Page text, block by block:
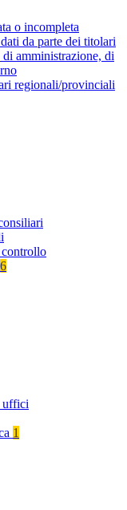
o incompleta
da parte dei titolari
amministrazione, di
regionali/provinciali
6
uffici
1